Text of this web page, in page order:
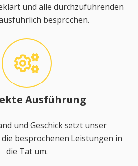
und alle durchzuführenden
besprochen.
Ausführung
und Geschick setzt unser
besprochenen Leistungen in
die Tat um.